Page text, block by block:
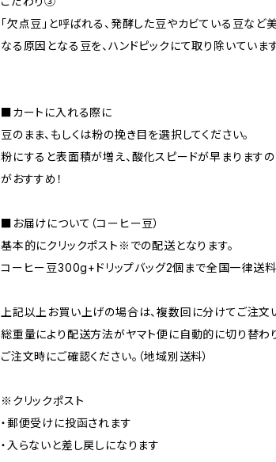
「欠点豆」と呼ばれる、発酵した豆やカビている豆など
なる原因となる豆を、ハンドピックにて取り除いています
■カートに入れる際に
豆のまま、もしくは粉の挽き目を選択してください。
粉にすると表面積が増え、酸化スピードが早まります
がおすすめ！
■お届けについて（コーヒー豆）
基本的にクリックポスト※での配送となります。
コーヒー豆300g+ドリップバッグ2個まで全国一律送
上記以上お買い上げの場合は、複数回に分けてご注文
総重量により配送方法がヤマト便に自動的に切り替わり
ご注文時にご確認ください。（地域別送料）
※クリックポスト
・郵便受けに投函されます
・入らないと差し戻しになります